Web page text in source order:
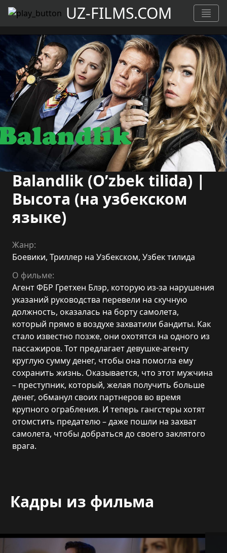
UZ-FILMS.COM
Balandlik (O’zbek tilida) |
Высота (на узбекском
языке)
Жанр:
Боевики, Триллер на Узбекском, Узбек тилида
О фильме:
Агент ФБР Гретхен Блэр, которую из-за нарушения
указаний руководства перевели на скучную
должность, оказалась на борту самолета,
который прямо в воздухе захватили бандиты. Как
стало известно позже, они охотятся на одного из
пассажиров. Тот предлагает девушке-агенту
круглую сумму денег, чтобы она помогла ему
сохранить жизнь. Оказывается, что этот мужчина
– преступник, который, желая получить больше
денег, обманул своих партнеров во время
крупного ограбления. И теперь гангстеры хотят
отомстить предателю – даже пошли на захват
самолета, чтобы добраться до своего заклятого
врага.
Кадры из фильма